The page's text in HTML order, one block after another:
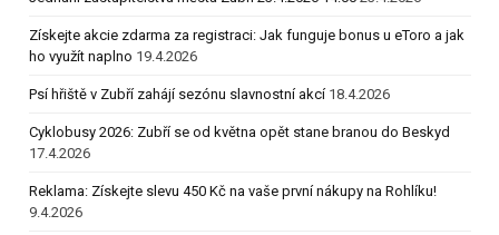
Získejte akcie zdarma za registraci: Jak funguje bonus u eToro a jak
ho využít naplno 19.4.2026
Psí hřiště v Zubří zahájí sezónu slavnostní akcí 18.4.2026
Cyklobusy 2026: Zubří se od května opět stane branou do Beskyd
17.4.2026
Reklama: Získejte slevu 450 Kč na vaše první nákupy na Rohlíku!
9.4.2026